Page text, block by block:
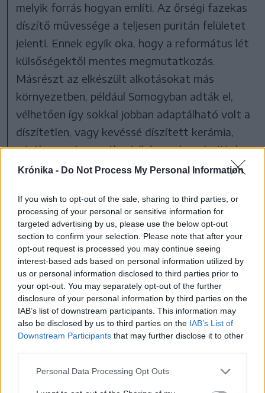
Krónika - Do Not Process My Personal Information
If you wish to opt-out of the sale, sharing to third parties, or
processing of your personal or sensitive information for
targeted advertising by us, please use the below opt-out
section to confirm your selection. Please note that after your
opt-out request is processed you may continue seeing
interest-based ads based on personal information utilized by
us or personal information disclosed to third parties prior to
your opt-out. You may separately opt-out of the further
disclosure of your personal information by third parties on the
IAB’s list of downstream participants. This information may
also be disclosed by us to third parties on the IAB’s List of
Downstream Participants that may further disclose it to other
Personal Data Processing Opt Outs
melyik forrás hogyan említi. Az őrségi fazekas
díszítő művessége a teljesen puritán felületet
jelenti. Ennek egyik oka, hogy a református lét
külsőségektől mentes megmutatkozás.
Másrészt az elkészült alkotásokat más
környezetben, például Somogyban adták el,
vélhetően így sokkal jobban adaptálható volt a
díszítetlen, vagy kevéssé díszített kerámia,
mintha egy ismeretlen jelképrendszert vittek
volna oda. A formavilágban érezhető
jelenleg is van piaca belföldön, de a külföldi
fesztiválokon is keresettek.”